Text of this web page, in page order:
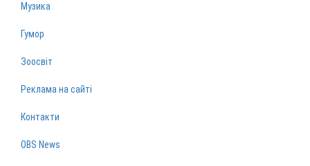
Музика
Гумор
Зоосвіт
Реклама на сайті
Контакти
OBS News